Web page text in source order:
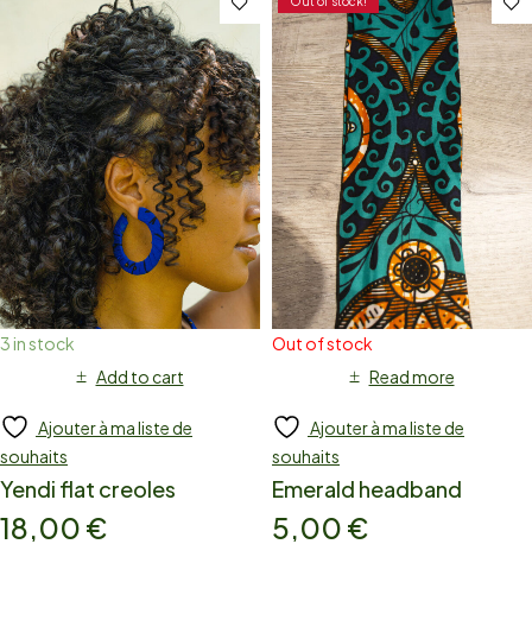
3 in stock
Add to cart
Ajouter à ma liste de
souhaits
Yendi flat creoles
18,00 €
Out of stock
Read more
Ajouter à ma liste de
souhaits
Emerald headband
5,00 €